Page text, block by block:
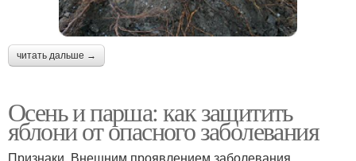
читать дальше →
Осень и парша: как защитить
яблони от опасного заболевания
Признаки. Внешним проявлением заболевания